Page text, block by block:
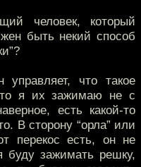
человек, который
быть некий способ
что такое
я их зажимаю не с
есть какой-то
В сторону “орла” или
перекос есть, он не
буду зажимать решку,